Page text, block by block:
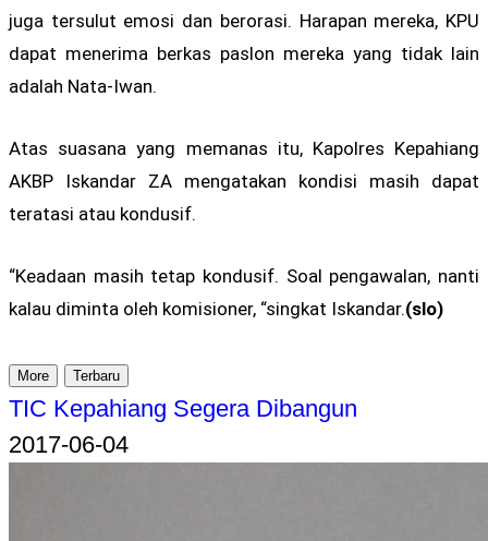
juga tersulut emosi dan berorasi. Harapan mereka, KPU
dapat menerima berkas paslon mereka yang tidak lain
adalah Nata-Iwan.
Atas suasana yang memanas itu, Kapolres Kepahiang
AKBP Iskandar ZA mengatakan kondisi masih dapat
teratasi atau kondusif.
“Keadaan masih tetap kondusif. Soal pengawalan, nanti
kalau diminta oleh komisioner, “singkat Iskandar.(slo)
More Terbaru
TIC Kepahiang Segera Dibangun
2017-06-04